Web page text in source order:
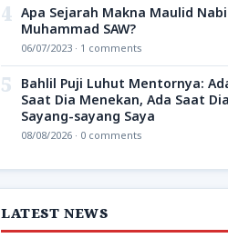
4 Apa Sejarah Makna Maulid Nabi
Muhammad SAW?
06/07/2023 · 1 comments
5
Bahlil Puji Luhut Mentornya:
Saat Dia Menekan, Ada Saat Dia
Sayang-sayang Saya
08/08/2026 · 0 comments
LATEST NEWS